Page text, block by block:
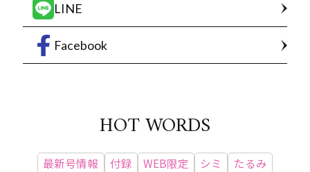
LINE
Facebook
HOT WORDS
最新号情報 付録 WEB限定 シミ
たるみ